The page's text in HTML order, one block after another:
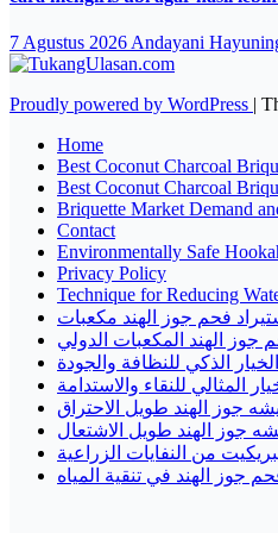
7 Agustus 2026 Andayani
Proudly powered by WordPress |
Home
Best Coconut Charcoal
Best Coconut Charcoal
Briquette Market Demand
Contact
Environmentally Safe
Privacy Policy
Technique for Reducing
فحم جوز الهند مكعبات
جوز الهند المكعبات الدولي
الذكي للنظافة والجودة
المثالي للنقاء والاستدامة
جوز الهند طويل الاحتراق
جوز الهند طويل الاشتعال
من النفايات الزراعية
جوز الهند في تنقية المياه